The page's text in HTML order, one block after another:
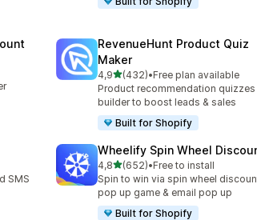
RevenueHunt Product Quiz
Maker
4,9av 5 stjerner
(432)
Totalt 432 omtaler
•Free plan available
Product recommendation quizzes
builder to boost leads & sales
Built for Shopify
SMS
Wheelify Spin Wheel
4,8av 5 stjerner
(652)
Totalt 652 omtaler
•Free to install
Spin to win via spin wheel
pop up game & email pop up
Built for Shopify